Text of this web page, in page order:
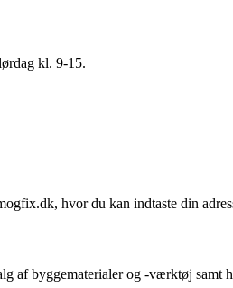
kl. 9-15.
hvor du kan indtaste din
af byggematerialer og -værktøj samt